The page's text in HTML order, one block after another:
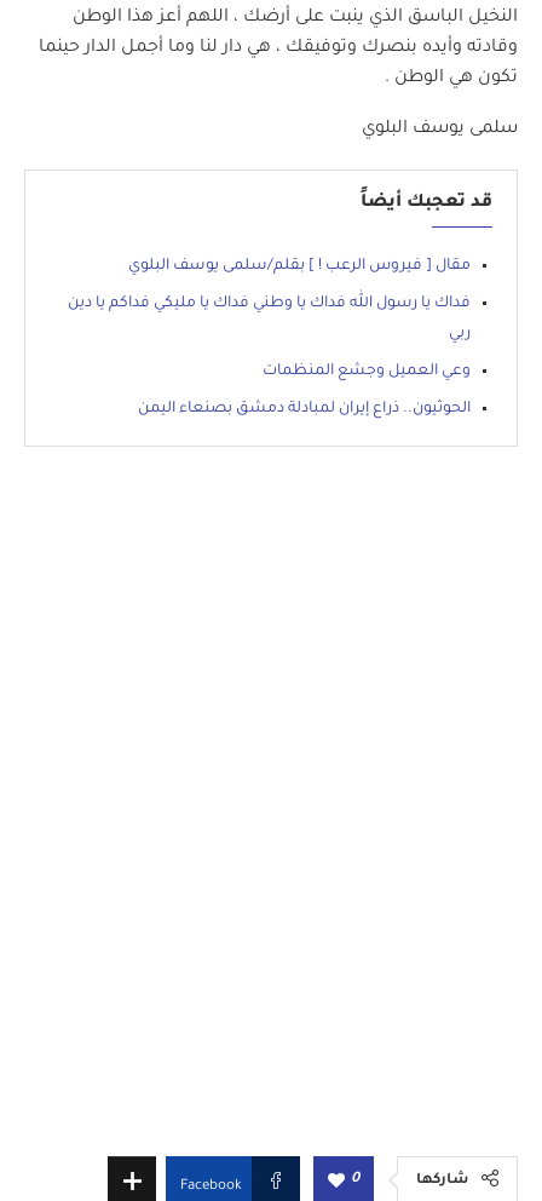
النخيل الباسق الذي ينبت على أرضك ، اللهم أعز هذا الوطن
وقادته وأيده بنصرك وتوفيقك ، هي دار لنا وما أجمل الدار حينما
تكون هي الوطن .
سلمى يوسف البلوي
قد تعجبك أيضاً
مقال [ فيروس الرعب ! ] بقلم/سلمى يوسف البلوي
فداك يا رسول الله فداك يا وطني فداك يا مليكي فداكم يا دين
ربي
وعي العميل وجشع المنظمات
الحوثيون.. ذراع إيران لمبادلة دمشق بصنعاء اليمن
شاركها 0
Facebook